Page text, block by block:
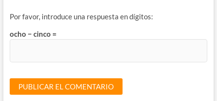
Por favor, introduce una respuesta en dígitos:
ocho − cinco =